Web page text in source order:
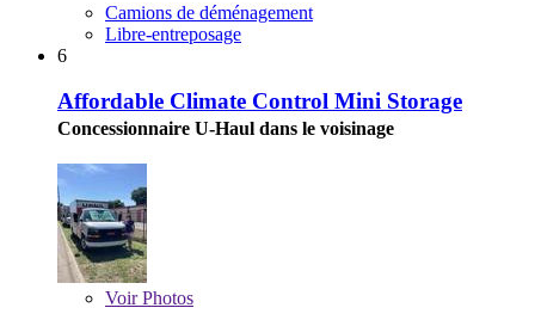
Camions de déménagement
Libre-entreposage
6
Affordable Climate Control Mini Storage
Concessionnaire U-Haul dans le voisinage
VoirPhotos